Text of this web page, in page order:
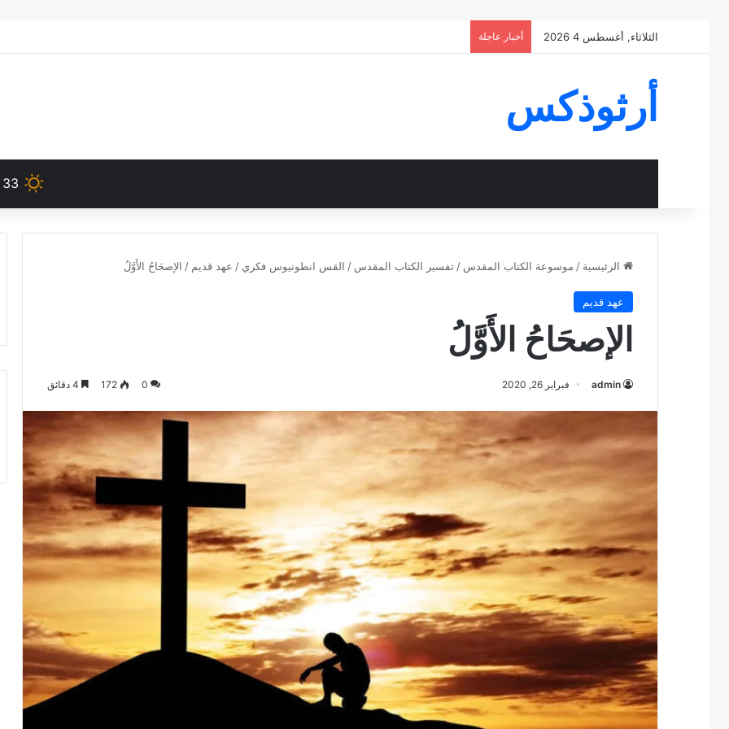
الثلاثاء, أغسطس 4 2026 أخبار عاجلة
أرثوذكس
33
الرئيسية / موسوعة الكتاب المقدس / تفسير الكتاب المقدس / القس انطونيوس فكري / عهد قديم / الإصحَاحُ الأَوَّلُ
عهد قديم
الإصحَاحُ الأَوَّلُ
admin فبراير 26, 2020 0
172